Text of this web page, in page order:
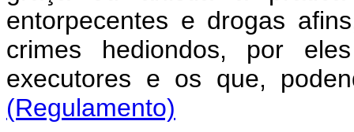
entorpecentes e drogas
crimes hediondos, por
executores e os que,
(Regulamento)